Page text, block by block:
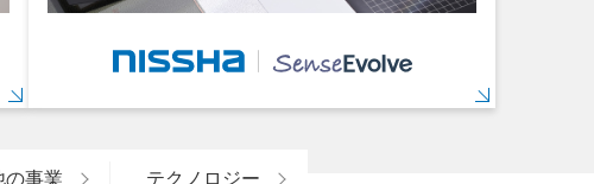
の事業 テクノロジー